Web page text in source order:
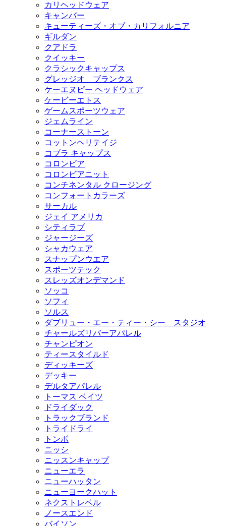
カリヘッドウェア
キャンバー
キューティーズ・オブ・カリフォルニア
ギルダン
クアドラ
クイッキー
クラシックキャップス
グレッジオ ブランクス
ケーエヌピー ヘッドウェア
ケービーエトス
ゲームスポーツウェア
ジェムライン
コーナーストーン
コットンヘリテイジ
コブラ キャップス
コロンビア
コロンビアニット
コンチネンタル クロージング
コンフォートカラーズ
サーカル
ジェイ アメリカ
シティラブ
ジャージーズ
シャカウェア
スナップンウエア
スポーツテック
スレッズオンデマンド
ソッコ
ソフィ
ソルス
ダブリュー・エー・ティー・シー スタジオ
チャールズリバーアパレル
チャンピオン
ティースタイルド
ディッキーズ
デッキー
デルタアパレル
トーマス ベイツ
ドライダック
トラックブランド
トライドライ
トンボ
ニッシ
ニッスンキャップ
ニューエラ
ニューハッタン
ニューヨークハット
ネクストレベル
ノースエンド
バイソン